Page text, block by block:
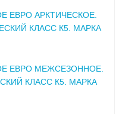
ЕВРО АРКТИЧЕСКОЕ.
КЛАСС К5. МАРКА
ЕВРО МЕЖСЕЗОННОЕ.
КЛАСС К5. МАРКА